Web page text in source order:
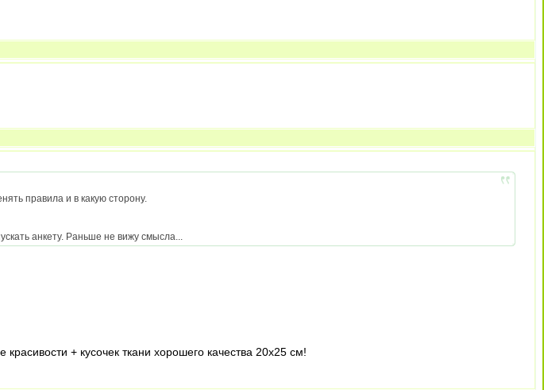
правила и в какую сторону.
анкету. Раньше не вижу смысла...
+ кусочек ткани хорошего качества 20х25 см!